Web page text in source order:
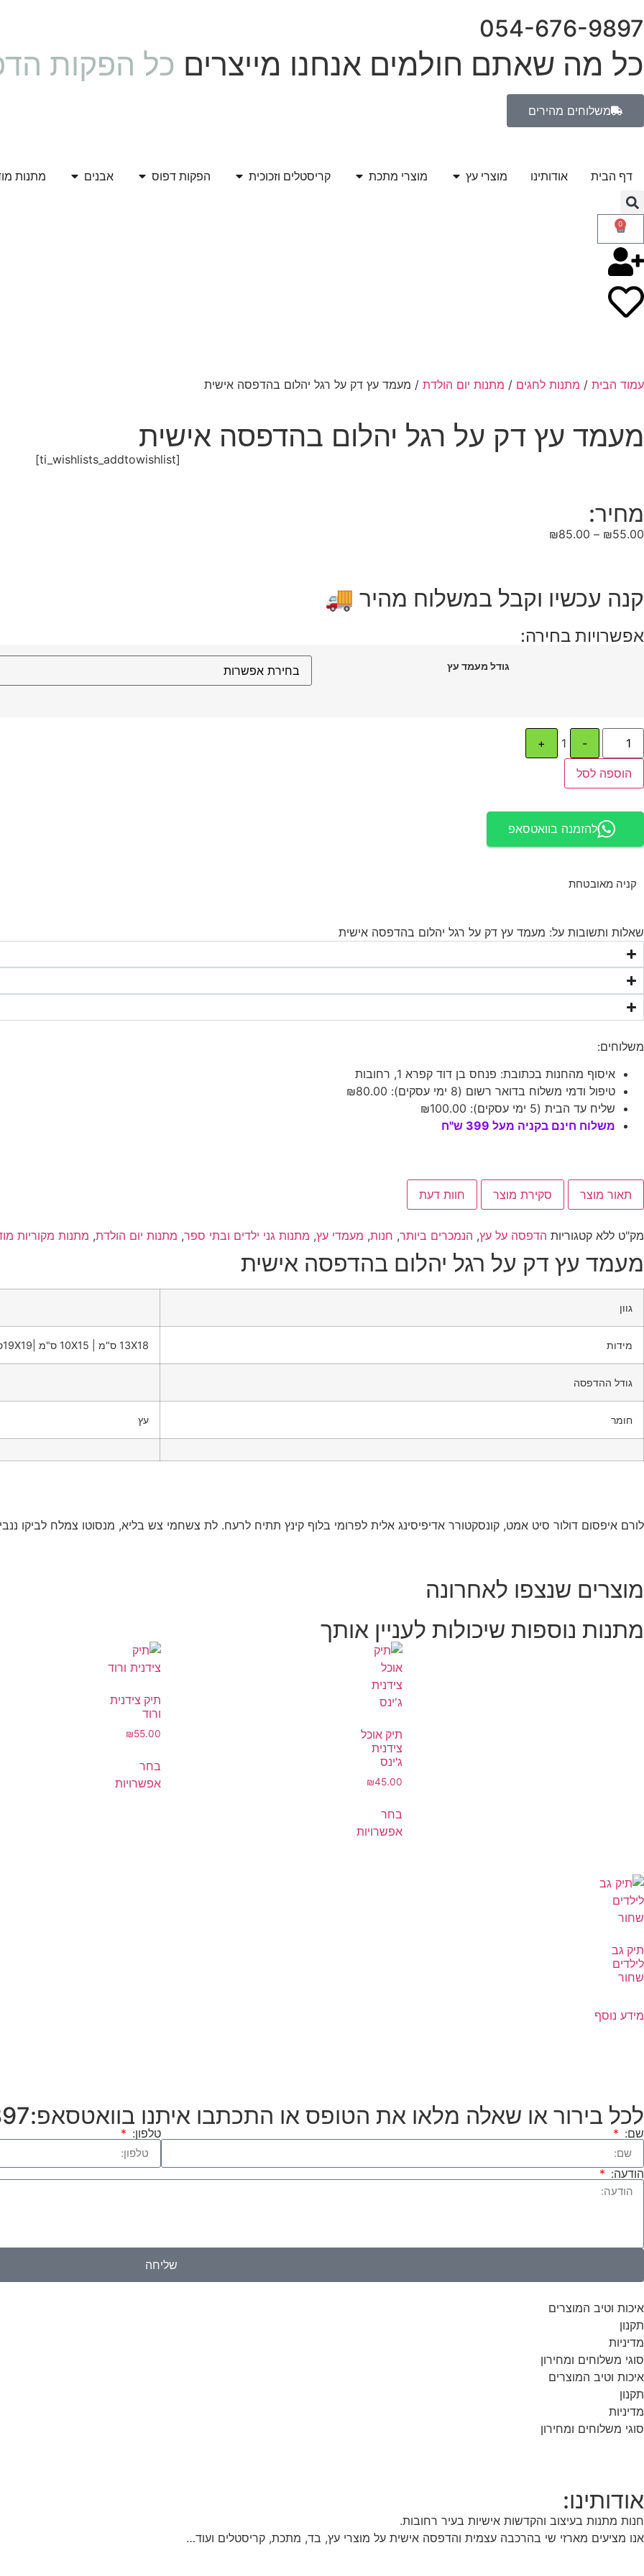
054-676-9897
כל מה שאתם חולמים אנחנו מייצרים כל הפקות
משלוחים מהירים
דף הבית אודותינו מוצרי עץ מוצרי מתכת קריסטלים וזכוכית הפקות דפוס אבנים מתנות
0
עמוד הבית / מתנות לחגים / מתנות יום הולדת / מעמד עץ דק על רגל יהלום בהדפסה אישית
מעמד עץ דק על רגל יהלום בהדפסה אישית
[ti_wishlists_addtowishlist]
מחיר:
₪55.00
–
₪85.00
קנה עכשיו וקבל במשלוח מהיר 🚚
אפשרויות בחירה:
גודל מעמד עץ
-
1
+
הוספה לסל
להזמנה בוואטסאפ
קניה מאובטחת
שאלות ותשובות על: מעמד עץ דק על רגל יהלום בהדפסה אישית
משלוחים:
איסוף מהחנות בכתובת: פנחס בן דוד קפרא 1, רחובות
טיפול ודמי משלוח בדואר רשום (8 ימי עסקים):
₪80.00
שליח עד הבית (5 ימי עסקים):
₪100.00
משלוח חינם בקניה מעל 399 ש"ח
תאור מוצר סקירת מוצר חוות דעת
מק"ט ללא קטגוריות הדפסה על עץ, הנמכרים ביותר, חנות, מעמדי עץ, מתנות גני ילדים ובתי ספר, מתנות יום הולדת, מתנות מקוריות
מעמד עץ דק על רגל יהלום בהדפסה אישית
גוון
מידות 13X18 ס"מ | 10X15 ס"מ |19X19ס"מ | 24X18.5 ס"מ
גודל ההדפסה
חומר עץ
לורם איפסום דולור סיט אמט, קונסקטורר אדיפיסינג אלית לפרומי בלוף קינץ תתיח לרעח. לת צשחמי צש בליא, מנסוטו צמלח לביקו
מוצרים שנצפו לאחרונה
מתנות נוספות שיכולות לעניין אותך
תיק אוכל
צידנית
ג'ינס
₪45.00
בחר
אפשרויות
תיק צידנית
ורוד
₪55.00
בחר
אפשרויות
תיק גב
לילדים
שחור
מידע נוסף
לכל בירור או שאלה מלאו את הטופס או התכתבו איתנו בוואטסאפ:054-676-9897
שם: טלפון:
הודעה:
שליחה
איכות וטיב המוצרים
תקנון
מדיניות
סוגי משלוחים ומחירון
איכות וטיב המוצרים
תקנון
מדיניות
סוגי משלוחים ומחירון
אודותינו:
חנות מתנות בעיצוב והקדשות אישיות בעיר רחובות.
אנו מציעים מארזי שי בהרכבה עצמית והדפסה אישית על מוצרי עץ, בד, מתכת, קריסטלים ועוד…